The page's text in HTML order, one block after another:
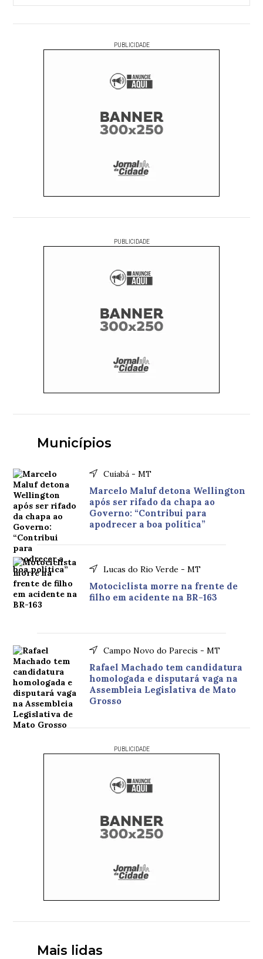
PUBLICIDADE
PUBLICIDADE
Municípios
Cuiabá - MT
Marcelo Maluf detona Wellington
após ser rifado da chapa ao
Governo: “Contribui para
apodrecer a boa política”
Lucas do Rio Verde - MT
Motociclista morre na frente de
filho em acidente na BR-163
Campo Novo do Parecis - MT
Rafael Machado tem candidatura
homologada e disputará vaga na
Assembleia Legislativa de Mato
Grosso
PUBLICIDADE
Mais lidas